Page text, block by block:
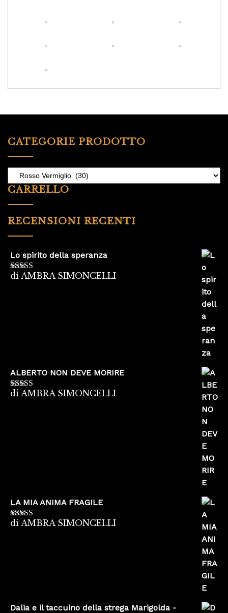
CATEGORIE PRODOTTO
CARRELLO
RECENSIONI RECENTI
Lo spirito della speranza
Valutato5su
di AMBRA SIMONCELLI
ALBERTO NON DEVE MORIRE
Valutato5su
di AMBRA SIMONCELLI
LA MIA ANIMA FRAGILE
Valutato5su
di AMBRA SIMONCELLI
Dalia e il taccuino della strega Marigolda -